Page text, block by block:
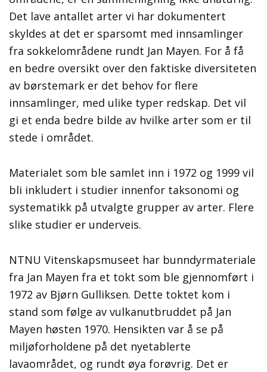
Det lave antallet arter vi har dokumentert
skyldes at det er sparsomt med innsamlinger
fra sokkelområdene rundt Jan Mayen. For å få
en bedre oversikt over den faktiske diversiteten
av børstemark er det behov for flere
innsamlinger, med ulike typer redskap. Det vil
gi et enda bedre bilde av hvilke arter som er til
stede i området.
Materialet som ble samlet inn i 1972 og 1999 vil
bli inkludert i studier innenfor taksonomi og
systematikk på utvalgte grupper av arter. Flere
slike studier er underveis.
NTNU Vitenskapsmuseet har bunndyrmateriale
fra Jan Mayen fra et tokt som ble gjennomført i
1972 av Bjørn Gulliksen. Dette toktet kom i
stand som følge av vulkanutbruddet på Jan
Mayen høsten 1970. Hensikten var å se på
miljøforholdene på det nyetablerte
lavaområdet, og rundt øya forøvrig. Det er